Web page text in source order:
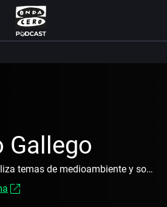
Gallego
José Luis Gallego analiza temas de medioambiente y sostenibilidad con un enfoque divulgativo, abordando asuntos como reciclaje, biodiversidad y políticas ecológicas.